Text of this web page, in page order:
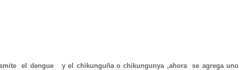
el dengue y el chikunguña o chikungunya ,ahora se agrega uno